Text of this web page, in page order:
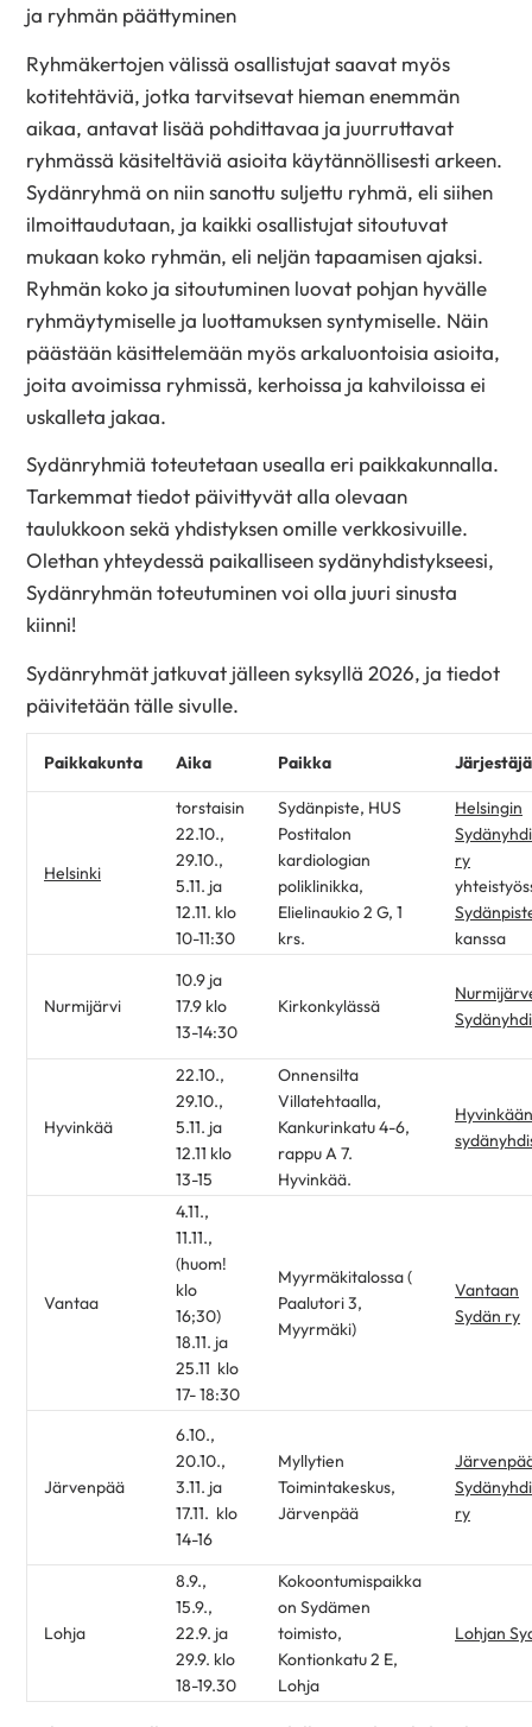
ja ryhmän päättyminen
Ryhmäkertojen välissä osallistujat saavat myös
kotitehtäviä, jotka tarvitsevat hieman enemmän
aikaa, antavat lisää pohdittavaa ja juurruttavat
ryhmässä käsiteltäviä asioita käytännöllisesti arkeen.
Sydänryhmä on niin sanottu suljettu ryhmä, eli siihen
ilmoittaudutaan, ja kaikki osallistujat sitoutuvat
mukaan koko ryhmän, eli neljän tapaamisen ajaksi.
Ryhmän koko ja sitoutuminen luovat pohjan hyvälle
ryhmäytymiselle ja luottamuksen syntymiselle. Näin
päästään käsittelemään myös arkaluontoisia asioita,
joita avoimissa ryhmissä, kerhoissa ja kahviloissa ei
uskalleta jakaa.
Sydänryhmiä toteutetaan usealla eri paikkakunnalla.
Tarkemmat tiedot päivittyvät alla olevaan
taulukkoon sekä yhdistyksen omille verkkosivuille.
Olethan yhteydessä paikalliseen sydänyhdistykseesi,
Sydänryhmän toteutuminen voi olla juuri sinusta
kiinni!
Sydänryhmät jatkuvat jälleen syksyllä 2026, ja tiedot
päivitetään tälle sivulle.
Paikkakunta Aika Paikka Järjestäjä
Helsinki
torstaisin
22.10.,
29.10.,
5.11. ja
12.11. klo
10-11:30
Sydänpiste, HUS
Postitalon
kardiologian
poliklinikka,
Elielinaukio 2 G, 1
krs.
Helsingin
ry
kanssa
Nurmijärvi
10.9 ja
17.9 klo
13-14:30
Kirkonkylässä
Hyvinkää
22.10.,
29.10.,
5.11. ja
12.11 klo
13-15
Onnensilta
Villatehtaalla,
Kankurinkatu 4-6,
rappu A 7.
Hyvinkää.
Hyvinkään
Vantaa
4.11.,
11.11.,
(huom!
klo
16;30)
18.11. ja
25.11 klo
17- 18:30
Myyrmäkitalossa (
Paalutori 3,
Myyrmäki)
Vantaan
Sydän ry
Järvenpää
6.10.,
20.10.,
3.11. ja
17.11. klo
14-16
Myllytien
Toimintakeskus,
Järvenpää
ry
Lohja
8.9.,
15.9.,
22.9. ja
29.9. klo
18-19.30
Kokoontumispaikka
on Sydämen
toimisto,
Kontionkatu 2 E,
Lohja
Lohjan